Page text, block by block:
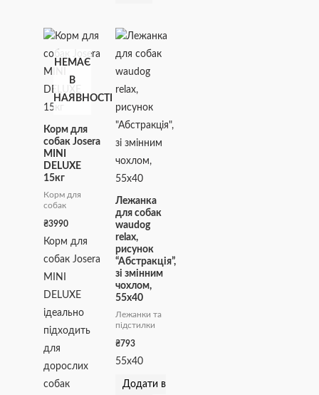
НЕМАЄ
В
НАЯВНОСТІ
Корм для
собак Josera
MINI
DELUXE
15кг
Корм для
собак
₴3990
Корм для
собак Josera
MINI
DELUXE
ідеально
підходить
для
дорослих
собак
Лежанка
для собак
waudog
relax,
рисунок
“Абстракція”,
зі змінним
чохлом,
55х40
Лежанки та
підстилки
₴793
55х40
Додати в